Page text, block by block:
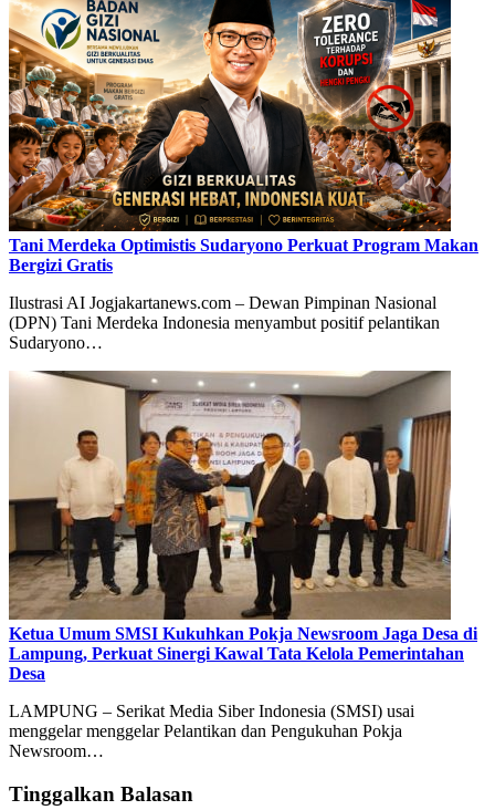
Tani Merdeka Optimistis Sudaryono Perkuat Program Makan
Bergizi Gratis
Ilustrasi AI Jogjakartanews.com – Dewan Pimpinan Nasional
(DPN) Tani Merdeka Indonesia menyambut positif pelantikan
Sudaryono…
Ketua Umum SMSI Kukuhkan Pokja Newsroom Jaga Desa di
Lampung, Perkuat Sinergi Kawal Tata Kelola Pemerintahan
Desa
LAMPUNG – Serikat Media Siber Indonesia (SMSI) usai
menggelar menggelar Pelantikan dan Pengukuhan Pokja
Newsroom…
Tinggalkan Balasan